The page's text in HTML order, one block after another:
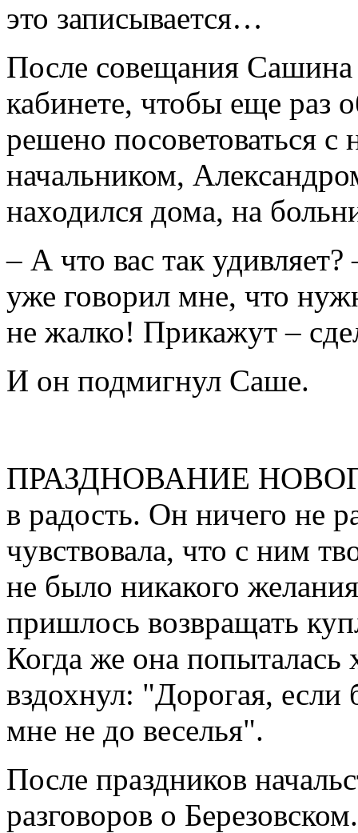
это записывается…
После совещания Сашина
кабинете, чтобы еще раз
решено посоветоваться с
начальником,
находился дома, на
– А что вас так
уже говорил мне, что
не жалко! Прикажут –
И он подмигнул Саше.
ПРАЗДНОВАНИЕ НОВОГО
в радость. Он ничего не
чувствовала, что с ним
не было никакого
пришлось возвращать
Когда же она попыталась
вздохнул: "Дорогая, если
мне не до веселья".
После праздников
разговоров о